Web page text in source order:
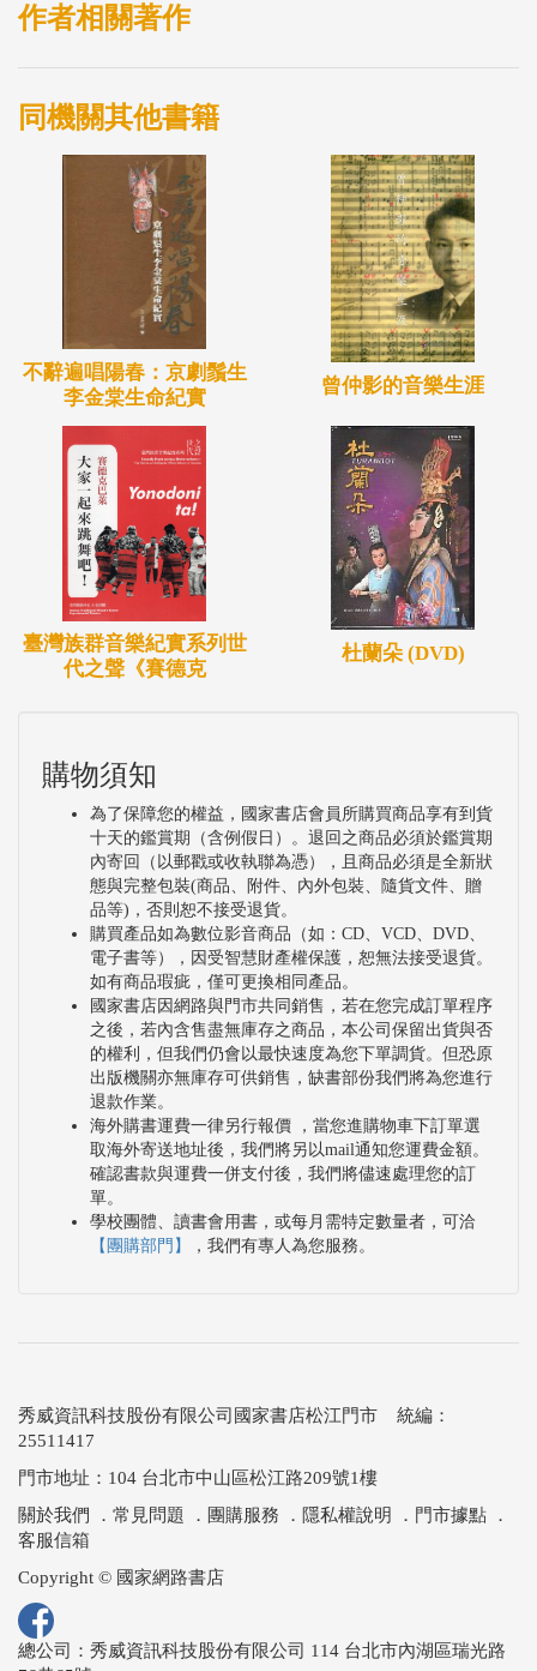
作者相關著作
同機關其他書籍
不辭遍唱陽春：京劇鬚生
李金棠生命紀實
曾仲影的音樂生涯
臺灣族群音樂紀實系列世
代之聲《賽德克
杜蘭朵 (DVD)
購物須知
為了保障您的權益，國家書店會員所購買商品享有到貨
十天的鑑賞期（含例假日）。退回之商品必須於鑑賞期
內寄回（以郵戳或收執聯為憑），且商品必須是全新狀
態與完整包裝(商品、附件、內外包裝、隨貨文件、贈
品等)，否則恕不接受退貨。
購買產品如為數位影音商品（如：CD、VCD、DVD、
電子書等），因受智慧財產權保護，恕無法接受退貨。
如有商品瑕疵，僅可更換相同產品。
國家書店因網路與門市共同銷售，若在您完成訂單程序
之後，若內含售盡無庫存之商品，本公司保留出貨與否
的權利，但我們仍會以最快速度為您下單調貨。但恐原
出版機關亦無庫存可供銷售，缺書部份我們將為您進行
退款作業。
海外購書運費一律另行報價 ，當您進購物車下訂單選
取海外寄送地址後，我們將另以mail通知您運費金額。
確認書款與運費一併支付後，我們將儘速處理您的訂
單。
學校團體、讀書會用書，或每月需特定數量者，可洽
【團購部門】
，我們有專人為您服務。
秀威資訊科技股份有限公司國家書店松江門市 統編：
25511417
門市地址：104 台北市中山區松江路209號1樓
關於我們
． 常見問題 ． 團購服務 ． 隱私權說明 ． 門市據點 ．
客服信箱
Copyright © 國家網路書店
總公司：秀威資訊科技股份有限公司 114 台北市內湖區瑞光路